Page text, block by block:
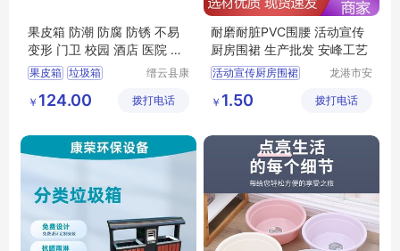
果皮箱 防潮 防腐 防锈 不易
变形 门卫 校园 酒店 医院 坚
固耐用
果皮箱 垃圾箱
不锈钢垃圾箱
缙云县康
备有限公
￥ 124.00 拨打电话
耐磨耐脏PVC围腰 活动宣传
厨房围裙 生产批发 安峰工艺
活动宣传厨房围裙
一次性涤纶火锅围裙
餐饮家用厨房围裙
龙港市安
品厂（个
￥ 1.50 拨打电话